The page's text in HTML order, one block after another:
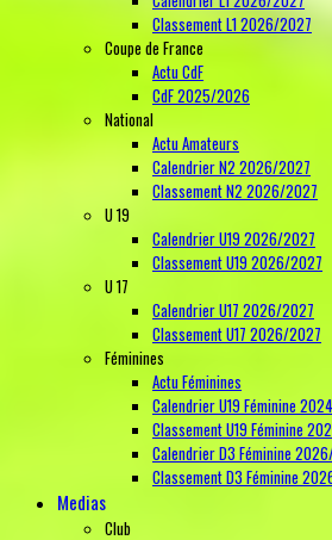
Classement L1 2026/2027
Coupe de France
Actu CdF
CdF 2025/2026
National
Actu Amateurs
Calendrier N2 2026/2027
Classement N2 2026/2027
U 19
Calendrier U19 2026/2027
Classement U19 2026/2027
U 17
Calendrier U17 2026/2027
Classement U17 2026/2027
Féminines
Actu Féminines
Calendrier U19 Féminine
Classement U19 Féminine
Calendrier D3 Féminine
Classement D3 Féminine
Medias
Club